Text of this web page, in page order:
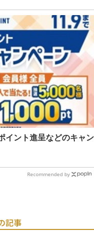
イント進呈などのキャン
Recommended by
記事